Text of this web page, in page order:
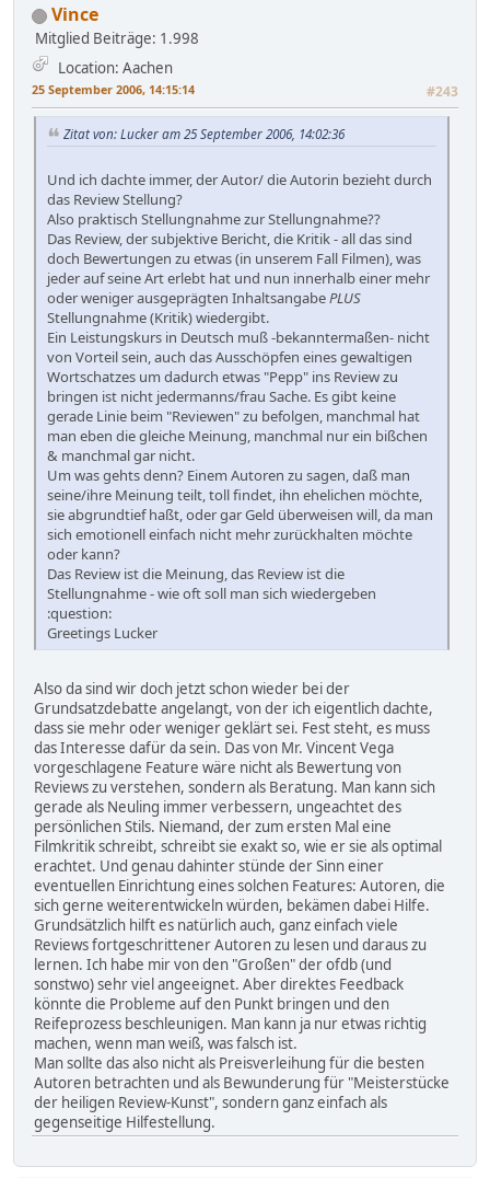
Vince
Mitglied Beiträge: 1.998
Location: Aachen
25 September 2006, 14:15:14 #243
Zitat von: Lucker am 25 September 2006, 14:02:36
Und ich dachte immer, der Autor/ die Autorin bezieht durch
das Review Stellung?
Also praktisch Stellungnahme zur Stellungnahme??
Das Review, der subjektive Bericht, die Kritik - all das sind
doch Bewertungen zu etwas (in unserem Fall Filmen), was
jeder auf seine Art erlebt hat und nun innerhalb einer mehr
oder weniger ausgeprägten InhaltsangabePLUS
Stellungnahme (Kritik) wiedergibt.
Ein Leistungskurs in Deutsch muß -bekanntermaßen- nicht
von Vorteil sein, auch das Ausschöpfen eines gewaltigen
Wortschatzes um dadurch etwas "Pepp" ins Review zu
bringen ist nicht jedermanns/frau Sache. Es gibt keine
gerade Linie beim "Reviewen" zu befolgen, manchmal hat
man eben die gleiche Meinung, manchmal nur ein bißchen
& manchmal gar nicht.
Um was gehts denn? Einem Autoren zu sagen, daß man
seine/ihre Meinung teilt, toll findet, ihn ehelichen möchte,
sie abgrundtief haßt, oder gar Geld überweisen will, da man
sich emotionell einfach nicht mehr zurückhalten möchte
oder kann?
Das Review ist die Meinung, das Review ist die
Stellungnahme - wie oft soll man sich wiedergeben
:question:
Greetings Lucker
Also da sind wir doch jetzt schon wieder bei der
Grundsatzdebatte angelangt, von der ich eigentlich dachte,
dass sie mehr oder weniger geklärt sei. Fest steht, es muss
das Interesse dafür da sein. Das von Mr. Vincent Vega
vorgeschlagene Feature wäre nicht als Bewertung von
Reviews zu verstehen, sondern als Beratung. Man kann sich
gerade als Neuling immer verbessern, ungeachtet des
persönlichen Stils. Niemand, der zum ersten Mal eine
Filmkritik schreibt, schreibt sie exakt so, wie er sie als optimal
erachtet. Und genau dahinter stünde der Sinn einer
eventuellen Einrichtung eines solchen Features: Autoren, die
sich gerne weiterentwickeln würden, bekämen dabei Hilfe.
Grundsätzlich hilft es natürlich auch, ganz einfach viele
Reviews fortgeschrittener Autoren zu lesen und daraus zu
lernen. Ich habe mir von den "Großen" der ofdb (und
sonstwo) sehr viel angeeignet. Aber direktes Feedback
könnte die Probleme auf den Punkt bringen und den
Reifeprozess beschleunigen. Man kann ja nur etwas richtig
machen, wenn man weiß, was falsch ist.
Man sollte das also nicht als Preisverleihung für die besten
Autoren betrachten und als Bewunderung für "Meisterstücke
der heiligen Review-Kunst", sondern ganz einfach als
gegenseitige Hilfestellung.